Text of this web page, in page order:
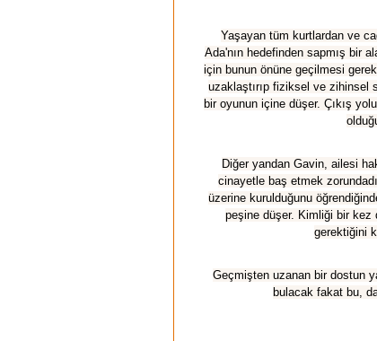
Yaşayan tüm kurtlardan ve
Ada'nın hedefinden sapmış bir
için bunun önüne geçilmesi
uzaklaştırıp fiziksel ve zihinsel
bir oyunun içine düşer. Çıkış
Diğer yandan Gavin, ailesi
cinayetle baş etmek
üzerine kurulduğunu
peşine düşer. Kimliği bir kez
gerektiğini
Geçmişten uzanan bir dostun
bulacak fakat bu,